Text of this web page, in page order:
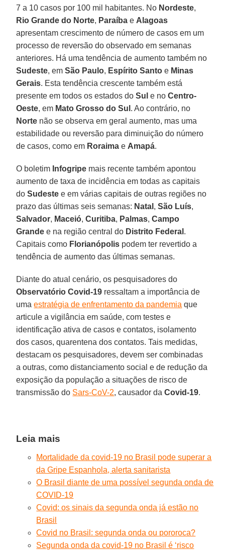
7 a 10 casos por 100 mil habitantes. No Nordeste,
Rio Grande do Norte, Paraíba e Alagoas
apresentam crescimento de número de casos em um
processo de reversão do observado em semanas
anteriores. Há uma tendência de aumento também no
Sudeste, emSão Paulo, Espírito Santo e Minas
Gerais. Esta tendência crescente também está
presente em todos os estados doSul e noCentro-
Oeste, em Mato Grosso do Sul . Ao contrário, no
Norte não se observa em geral aumento, mas uma
estabilidade ou reversão para diminuição do número
de casos, como em Roraima e Amapá.
O boletim Infogripe mais recente também apontou
aumento de taxa de incidência em todas as capitais
doSudeste e em várias capitais de outras regiões no
prazo das últimas seis semanas: Natal ,São Luís,
Salvador, Maceió,Curitiba, Palmas,Campo
Grande e na região central do Distrito Federal .
Capitais como Florianópolis podem ter revertido a
tendência de aumento das últimas semanas.
Diante do atual cenário, os pesquisadores do
Observatório Covid-19 ressaltam a importância de
umaestratégia de enfrentamento da pandemia que
articule a vigilância em saúde, com testes e
identificação ativa de casos e contatos, isolamento
dos casos, quarentena dos contatos. Tais medidas,
destacam os pesquisadores, devem ser combinadas
a outras, como distanciamento social e de redução da
exposição da população a situações de risco de
transmissão do Sars-CoV-2, causador daCovid-19.
Leia mais
Mortalidade da covid-19 no Brasil pode superar a
da Gripe Espanhola, alerta sanitarista
O Brasil diante de uma possível segunda onda de
COVID-19
Covid: os sinais da segunda onda já estão no
Brasil
Covid no Brasil: segunda onda ou pororoca?
Segunda onda da covid-19 no Brasil é ‘risco